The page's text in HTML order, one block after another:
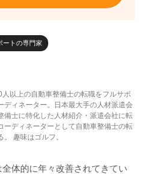
ートの専門家
以上の自動車整備士の転職をフルサポ
ディネーター。日本最大手の人材派遣会
備士に特化した人材紹介・派遣会社に転
ーディネーターとして自動車整備士の転
趣味はゴルフ。
体的に年々改善されてきてい